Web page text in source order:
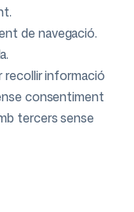
de navegació.
informació
consentiment
tercers sense